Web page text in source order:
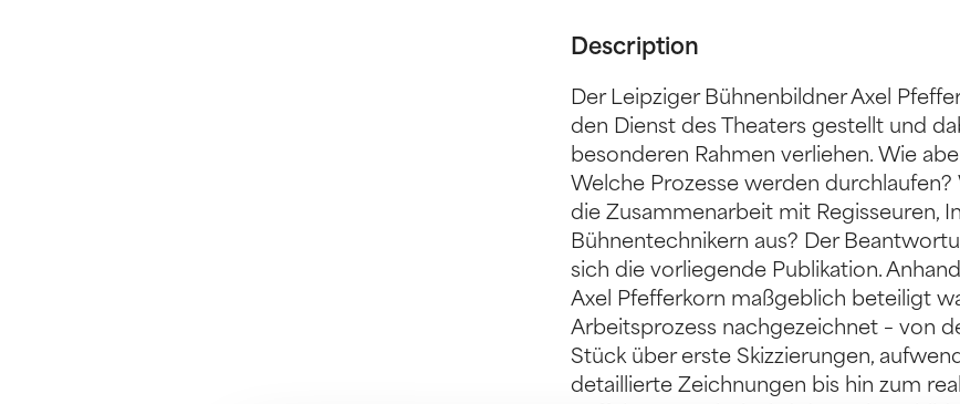
Description
Der Leipziger Bühnenbildner Axel
den Dienst des Theaters gestellt und
besonderen Rahmen verliehen. Wie
Welche Prozesse werden
die Zusammenarbeit mit Regisseuren,
Bühnentechnikern aus? Der
sich die vorliegende Publikation.
Axel Pfefferkorn maßgeblich beteiligt
Arbeitsprozess nachgezeichnet – von
Stück über erste Skizzierungen,
detaillierte Zeichnungen bis hin zum